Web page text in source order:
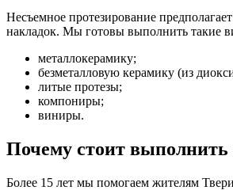
Несъемное протезирование
накладок. Мы готовы выполнить такие
металлокерамику;
безметалловую керамику (из
литые протезы;
компониры;
виниры.
Почему стоит выполнить
Более 15 лет мы помогаем жителям